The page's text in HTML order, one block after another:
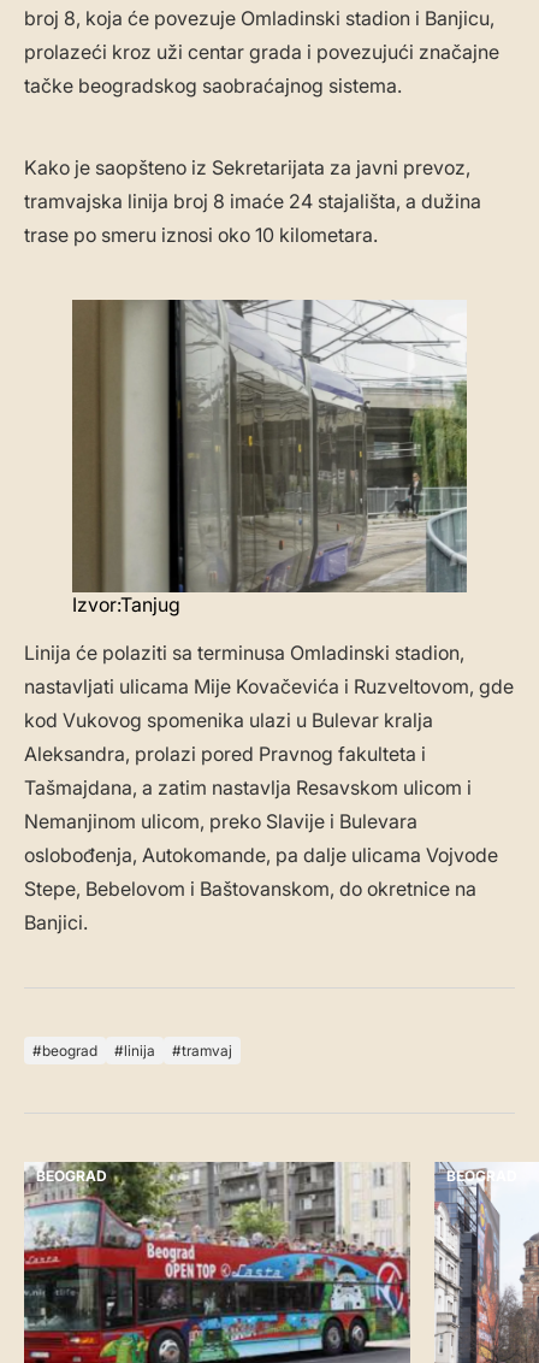
broj 8, koja će povezuje Omladinski stadion i Banjicu,
prolazeći kroz uži centar grada i povezujući značajne
tačke beogradskog saobraćajnog sistema.
Kako je saopšteno iz Sekretarijata za javni prevoz,
tramvajska linija broj 8 imaće 24 stajališta, a dužina
trase po smeru iznosi oko 10 kilometara.
Izvor:Tanjug
Linija će polaziti sa terminusa Omladinski stadion,
nastavljati ulicama Mije Kovačevića i Ruzveltovom, gde
kod Vukovog spomenika ulazi u Bulevar kralja
Aleksandra, prolazi pored Pravnog fakulteta i
Tašmajdana, a zatim nastavlja Resavskom ulicom i
Nemanjinom ulicom, preko Slavije i Bulevara
oslobođenja, Autokomande, pa dalje ulicama Vojvode
Stepe, Bebelovom i Baštovanskom, do okretnice na
Banjici.
beograd linija tramvaj
BEOGRAD BEOGRAD